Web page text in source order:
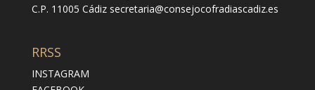
C.P. 11005 Cádiz secretaria@consejocofradiascadiz.es
RRSS
INSTAGRAM